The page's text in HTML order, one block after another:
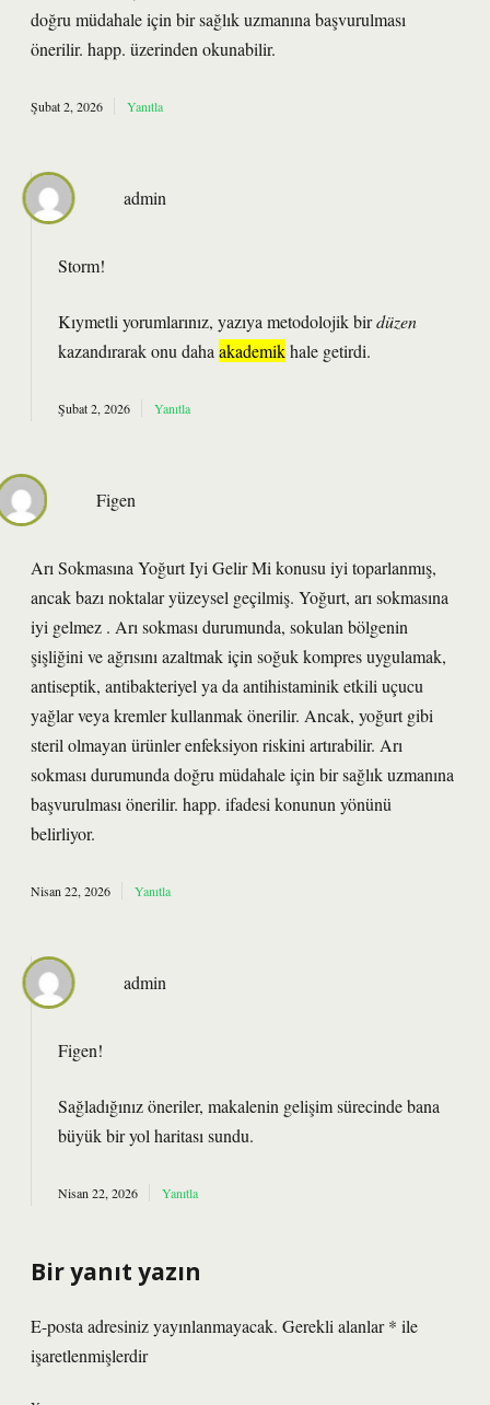
doğru müdahale için bir sağlık uzmanına başvurulması
önerilir. happ. üzerinden okunabilir.
Şubat 2, 2026 Yanıtla
admin
Storm!
Kıymetli yorumlarınız, yazıya metodolojik birdüzen
kazandırarak onu daha akademikhale getirdi.
Şubat 2, 2026 Yanıtla
Figen
Arı Sokmasına Yoğurt Iyi Gelir Mi konusu iyi toparlanmış,
ancak bazı noktalar yüzeysel geçilmiş. Yoğurt, arı sokmasına
iyi gelmez . Arı sokması durumunda, sokulan bölgenin
şişliğini ve ağrısını azaltmak için soğuk kompres uygulamak,
antiseptik, antibakteriyel ya da antihistaminik etkili uçucu
yağlar veya kremler kullanmak önerilir. Ancak, yoğurt gibi
steril olmayan ürünler enfeksiyon riskini artırabilir. Arı
sokması durumunda doğru müdahale için bir sağlık uzmanına
başvurulması önerilir. happ. ifadesi konunun yönünü
belirliyor.
Nisan 22, 2026 Yanıtla
admin
Figen!
Sağladığınız öneriler, makalenin gelişim sürecinde bana
büyük biryol haritası sundu.
Nisan 22, 2026 Yanıtla
Bir yanıt yazın
E-posta adresiniz yayınlanmayacak. Gerekli alanlar* ile
işaretlenmişlerdir